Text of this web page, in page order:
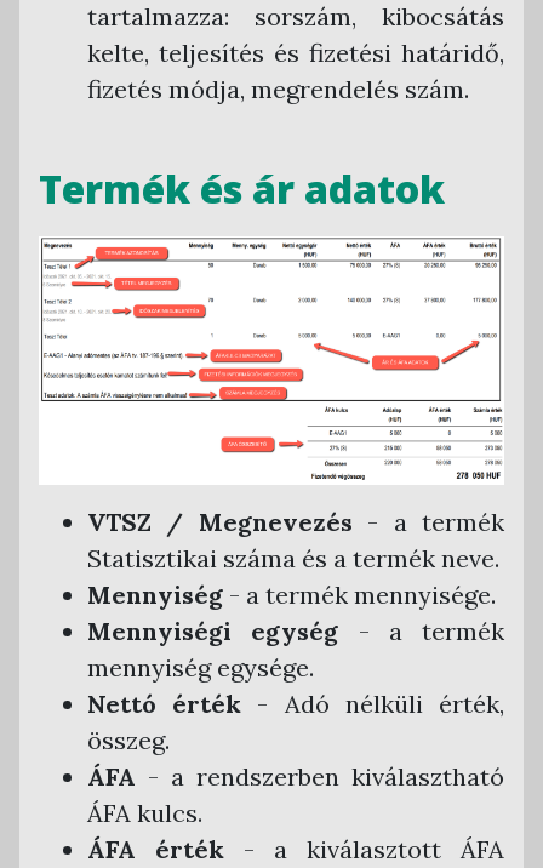
tartalmazza: sorszám, kibocsátás
kelte, teljesítés és fizetési határidő,
fizetés módja, megrendelés szám.
Termék és ár adatok
VTSZ / Megnevezés - a termék
Statisztikai száma és a termék neve.
Mennyiség - a termék mennyisége.
Mennyiségi egység - a termék
mennyiség egysége.
Nettó érték - Adó nélküli érték,
összeg.
ÁFA - a rendszerben kiválasztható
ÁFA kulcs.
ÁFA érték - a kiválasztott ÁFA